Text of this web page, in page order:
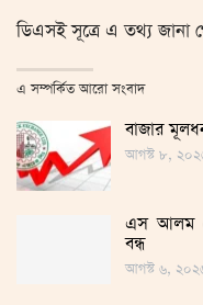
ডিএসই সূত্রে এ তথ্য জানা
এ সম্পর্কিত আরো সংবাদ
বাজার
আগস্ট ৮,
এস আলম
বন্ধ
আগস্ট ৬,